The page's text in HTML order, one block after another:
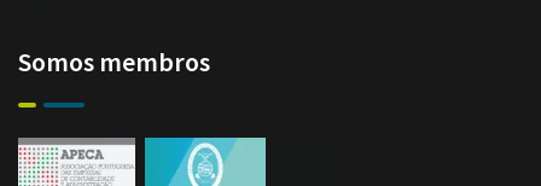
Somos membros